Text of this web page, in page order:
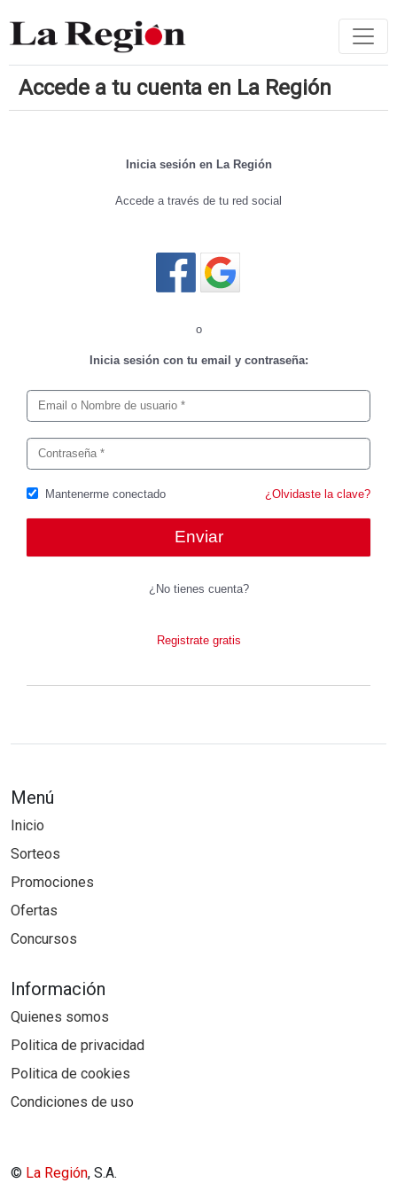
Accede a tu cuenta en La Región
Inicia sesión en La Región
Accede a través de tu red social
Cerrar sesión
o
Inicia sesión con tu email y contraseña:
¿Olvidaste la clave?
Mantenerme conectado
¿No tienes cuenta?
Registrate gratis
Menú
Inicio
Sorteos
Promociones
Ofertas
Concursos
Información
Quienes somos
Politica de privacidad
Politica de cookies
Condiciones de uso
© La Región, S.A.